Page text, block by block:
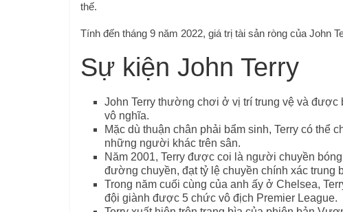
thế.
Tính đến tháng 9 năm 2022, giá trị tài sản ròng của John
Sự kiện John Terry
John Terry thường chơi ở vị trí trung vệ và được
vô nghĩa.
Mặc dù thuận chân phải bẩm sinh, Terry có thể
những người khác trên sân.
Năm 2001, Terry được coi là người chuyền
đường chuyền, đạt tỷ lệ chuyền chính xác trung
Trong năm cuối cùng của anh ấy ở Chelsea,
đội giành được 5 chức vô địch Premier League.